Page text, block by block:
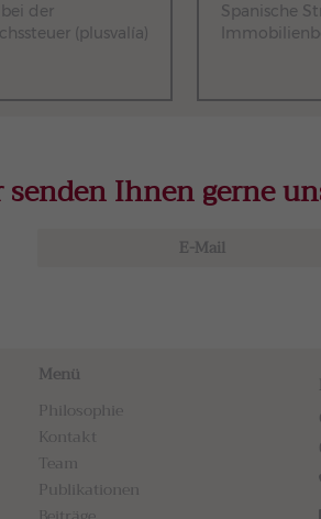
der
(plusvalía)
Spanische
Ihnen gerne
Menü
Philosophie
Kontakt
Team
Publikationen